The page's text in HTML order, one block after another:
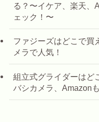
る？〜イケア、楽天、
ェック！〜
ファジーズはどこで買
メラで人気！
組立式グライダーはど
バシカメラ、Amazon